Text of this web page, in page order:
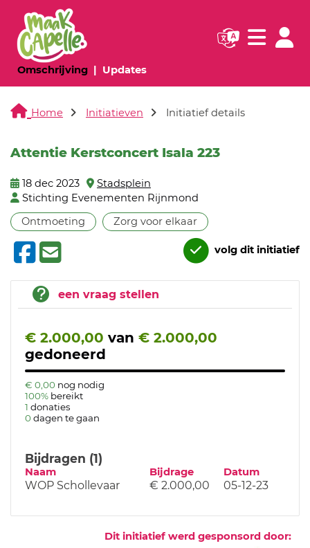
Omschrijving(huidige pagina)
Updates(huidige pagina)
Navigatie
Home Initiatieven Initiatief details
Attentie Kerstconcert Isala 223
18 dec 2023
Stadsplein
Stichting Evenementen Rijnmond
Ontmoeting
Zorg voor elkaar
volg dit initiatief
een vraag stellen
€ 2.000,00 van € 2.000,00
gedoneerd
€ 0,00 nog nodig
100% bereikt
1 donaties
0 dagen te gaan
Bijdragen (1)
Naam Bijdrage Datum
WOP Schollevaar € 2.000,00 05-12-23
Dit initiatief werd gesponsord door: